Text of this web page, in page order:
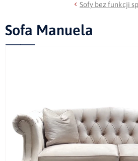
Sofy bez funkcji
Sofa Manuela